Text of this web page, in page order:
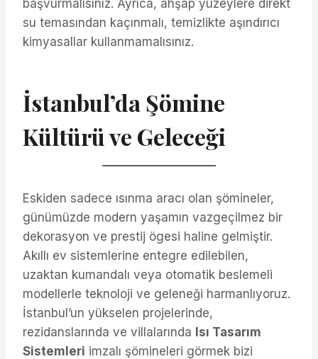
başvurmalısınız. Ayrıca, ahşap yüzeylere direkt
su temasından kaçınmalı, temizlikte aşındırıcı
kimyasallar kullanmamalısınız.
İstanbul’da Şömine
Kültürü ve Geleceği
Eskiden sadece ısınma aracı olan şömineler,
günümüzde modern yaşamın vazgeçilmez bir
dekorasyon ve prestij ögesi haline gelmiştir.
Akıllı ev sistemlerine entegre edilebilen,
uzaktan kumandalı veya otomatik beslemeli
modellerle teknoloji ve geleneği harmanlıyoruz.
İstanbul’un yükselen projelerinde,
rezidanslarında ve villalarında Isı Tasarım
Sistemleri imzalı şömineleri görmek bizi